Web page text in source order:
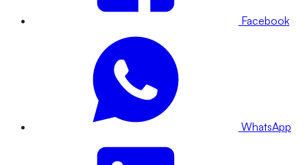
Facebook
WhatsApp